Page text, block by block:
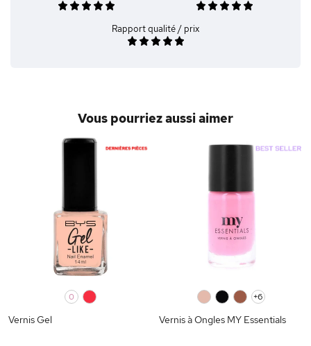
Rapport qualité / prix
Vous pourriez aussi aimer
0
Vernis Gel
+6
Vernis à Ongles MY Essentials